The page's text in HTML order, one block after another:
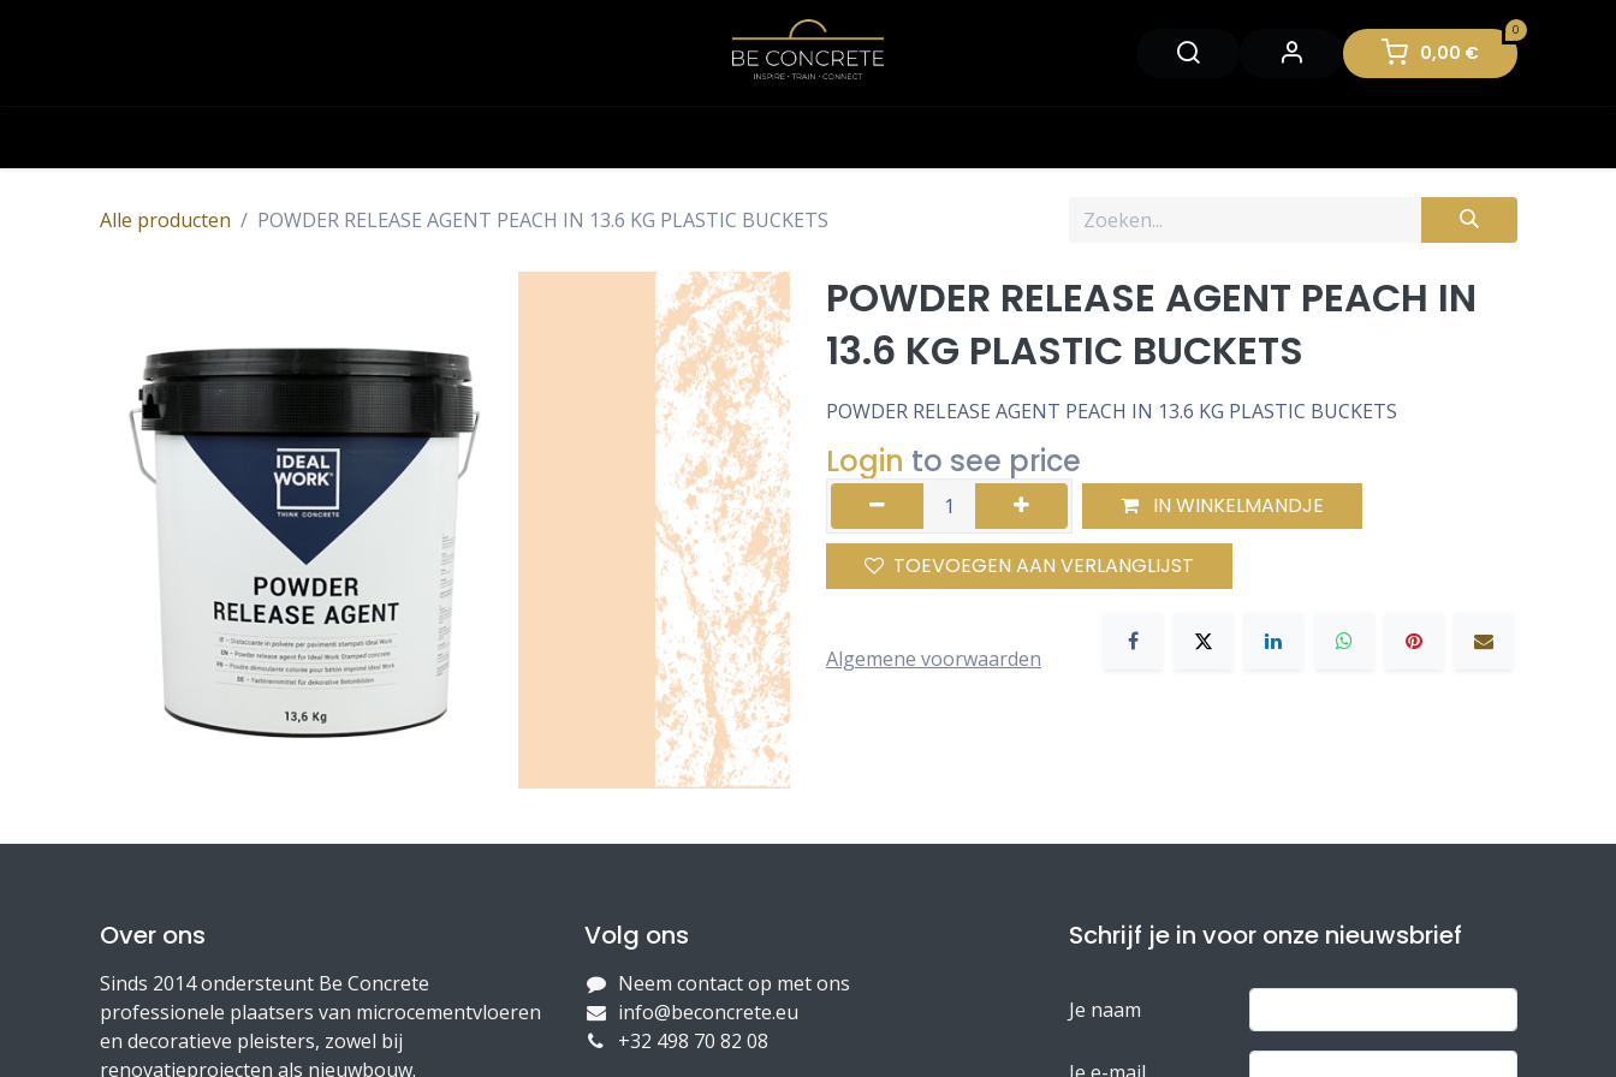
0
0,00 €
Alle producten POWDER RELEASE AGENT PEACH IN 13.6 KG PLASTIC BUCKETS
POWDER RELEASE AGENT PEACH IN
13.6 KG PLASTIC BUCKETS
POWDER RELEASE AGENT PEACH IN 13.6 KG PLASTIC BUCKETS
Login to see price
IN WINKELMANDJE
TOEVOEGEN AAN VERLANGLIJST
Algemene voorwaarden
Over ons
Sinds 2014 ondersteunt Be Concrete
professionele plaatsers van microcementvloeren
en decoratieve pleisters, zowel bij
renovatieprojecten als nieuwbouw.
Volg ons
Neem contact op met ons
info@beconcrete.eu
+32 498 70 82 08
Schrijf je in voor onze nieuwsbrief
Je naam